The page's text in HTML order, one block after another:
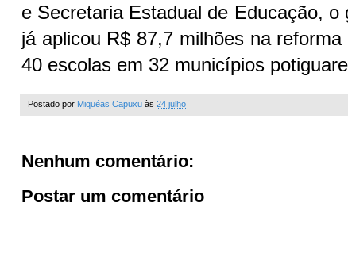
e Secretaria Estadual de Educação, o
já aplicou R$ 87,7 milhões na
40 escolas em 32 municípios
Postado por Miquéas Capuxu às 24 julho
Nenhum comentário:
Postar um comentário